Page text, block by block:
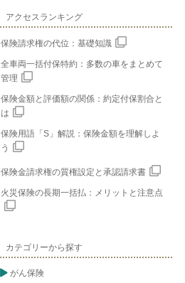
アクセスランキング
保険請求権の代位：基礎知識
全車両一括付保特約：多数の車をまとめて
管理
保険金額と評価額の関係：約定付保割合と
は
保険用語「S」解説：保険金額を理解しよ
う
保険金請求権の質権設定と承認請求書
火災保険の長期一括払：メリットと注意点
カテゴリーから探す
がん保険